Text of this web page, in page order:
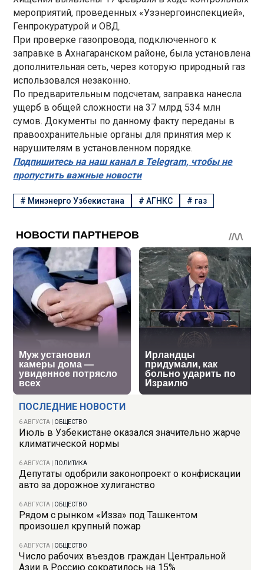
ПОСЛЕДНИЕ НОВОСТИ
6 АВГУСТА ОБЩЕСТВО
Июль в Узбекистане оказался значительно жарче
климатической нормы
6 АВГУСТА ПОЛИТИКА
Депутаты одобрили законопроект о конфискации
авто за дорожное хулиганство
6 АВГУСТА ОБЩЕСТВО
Рядом с рынком «Изза» под Ташкентом
произошел крупный пожар
6 АВГУСТА ОБЩЕСТВО
Число рабочих въездов граждан Центральной
Азии в Россию сократилось на 15%
мероприятий, проведенных «Узэнергоинспекцией»,
Генпрокуратурой и ОВД.
При проверке газопровода, подключенного к
заправке в Ахнагаранском районе, была установлена
дополнительная сеть, через которую природный газ
использовался незаконно.
По предварительным подсчетам, заправка нанесла
ущерб в общей сложности на 37 млрд 534 млн
сумов. Документы по данному факту переданы в
правоохранительные органы для принятия мер к
нарушителям в установленном порядке.
Подпишитесь на наш канал в Telegram, чтобы не
пропустить важные новости
# Минэнерго Узбекистана #АГНКС # газ